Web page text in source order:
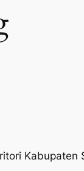
Kabupaten